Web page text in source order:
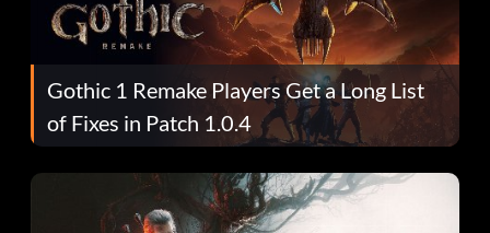
Gothic 1 Remake Players Get a Long List
of Fixes in Patch 1.0.4